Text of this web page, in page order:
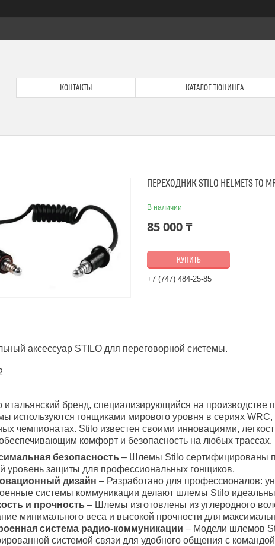
КОНТАКТЫ КАТАЛОГ ТЮНИНГА
ПЕРЕХОДНИК STILO HELMETS TO
В наличии
85 000 ₸
КУПИТЬ
+7 (747) 484-25-85
аксессуар STILO для переговорной системы.
итальянский бренд, специализирующийся на
используются гонщиками мирового уровня в сериях
чемпионатах. Stilo известен своими инновациями,
комфорт и безопасность на любых трассах.
безопасность – Шлемы Stilo сертифицированы
уровень защиты для профессиональных гонщиков.
дизайн – Разработано для профессионалов:
системы коммуникации делают шлемы Stilo
и прочность – Шлемы изготовлены из углеродного
минимального веса и высокой прочности для
система радио-коммуникации – Модели шлемов
системой связи для удобного общения с